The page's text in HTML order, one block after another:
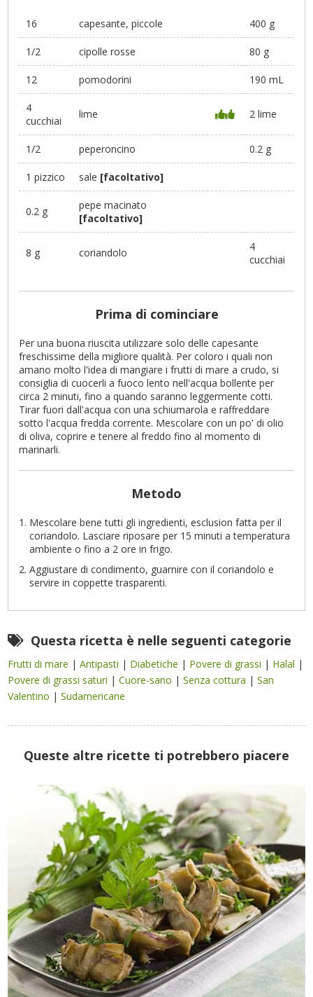
16 capesante, piccole 400 g
1/2 cipolle rosse 80 g
12 pomodorini 190 mL
4
cucchiai
lime 2 lime
1/2 peperoncino 0.2 g
1 pizzico sale [facoltativo]
0.2 g
pepe macinato
[facoltativo]
8 g coriandolo
4
cucchiai
Prima di cominciare
Per una buona riuscita utilizzare solo delle capesante
freschissime della migliore qualità. Per coloro i quali non
amano molto l'idea di mangiare i frutti di mare a crudo, si
consiglia di cuocerli a fuoco lento nell'acqua bollente per
circa 2 minuti, fino a quando saranno leggermente cotti.
Tirar fuori dall'acqua con una schiumarola e raffreddare
sotto l'acqua fredda corrente. Mescolare con un po' di olio
di oliva, coprire e tenere al freddo fino al momento di
marinarli.
Metodo
Mescolare bene tutti gli ingredienti, esclusion fatta per il
coriandolo. Lasciare riposare per 15 minuti a temperatura
ambiente o fino a 2 ore in frigo.
Aggiustare di condimento, guarnire con il coriandolo e
servire in coppette trasparenti.
Questa ricetta è nelle seguenti categorie
Frutti di mare |Antipasti | Diabetiche | Povere di grassi | Halal |
Povere di grassi saturi |Cuore-sano |Senza cottura |San
Valentino |Sudamericane
Queste altre ricette ti potrebbero piacere